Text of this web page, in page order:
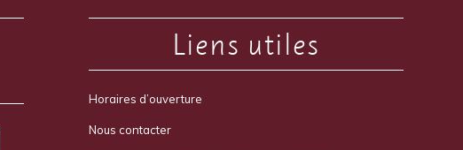
Liens utiles
Horaires d’ouverture
Nous contacter